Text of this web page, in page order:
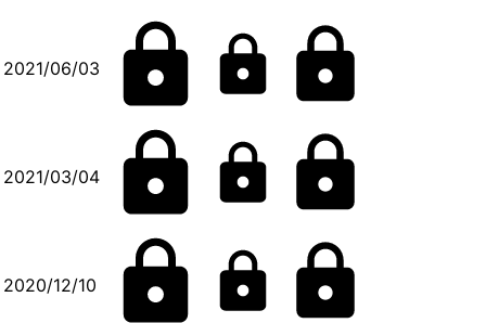
2021/06/03
2021/03/04
2020/12/10